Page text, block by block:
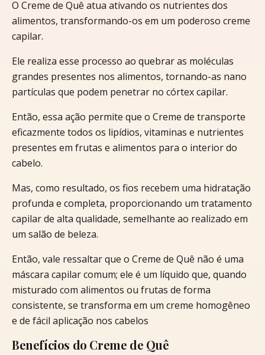
O Creme de Quê atua ativando os nutrientes dos
alimentos, transformando-os em um poderoso creme
capilar.
Ele realiza esse processo ao quebrar as moléculas
grandes presentes nos alimentos, tornando-as nano
partículas que podem penetrar no córtex capilar.
Então, essa ação permite que o Creme de transporte
eficazmente todos os lipídios, vitaminas e nutrientes
presentes em frutas e alimentos para o interior do
cabelo.
Mas, como resultado, os fios recebem uma hidratação
profunda e completa, proporcionando um tratamento
capilar de alta qualidade, semelhante ao realizado em
um salão de beleza.
Então, vale ressaltar que o Creme de Quê não é uma
máscara capilar comum; ele é um líquido que, quando
misturado com alimentos ou frutas de forma
consistente, se transforma em um creme homogêneo
e de fácil aplicação nos cabelos
Benefícios do Creme de Quê